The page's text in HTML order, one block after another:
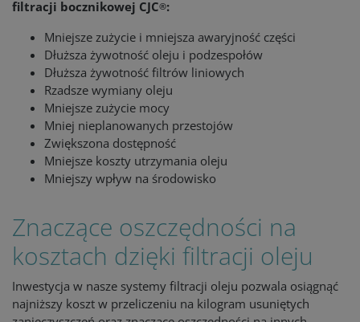
filtracji bocznikowej CJC®:
Mniejsze zużycie i mniejsza awaryjność części
Dłuższa żywotność oleju i podzespołów
Dłuższa żywotność filtrów liniowych
Rzadsze wymiany oleju
Mniejsze zużycie mocy
Mniej nieplanowanych przestojów
Zwiększona dostępność
Mniejsze koszty utrzymania oleju
Mniejszy wpływ na środowisko
Znaczące oszczędności na
kosztach dzięki filtracji oleju
Inwestycja w nasze systemy filtracji oleju pozwala osiągnąć
najniższy koszt w przeliczeniu na kilogram usuniętych